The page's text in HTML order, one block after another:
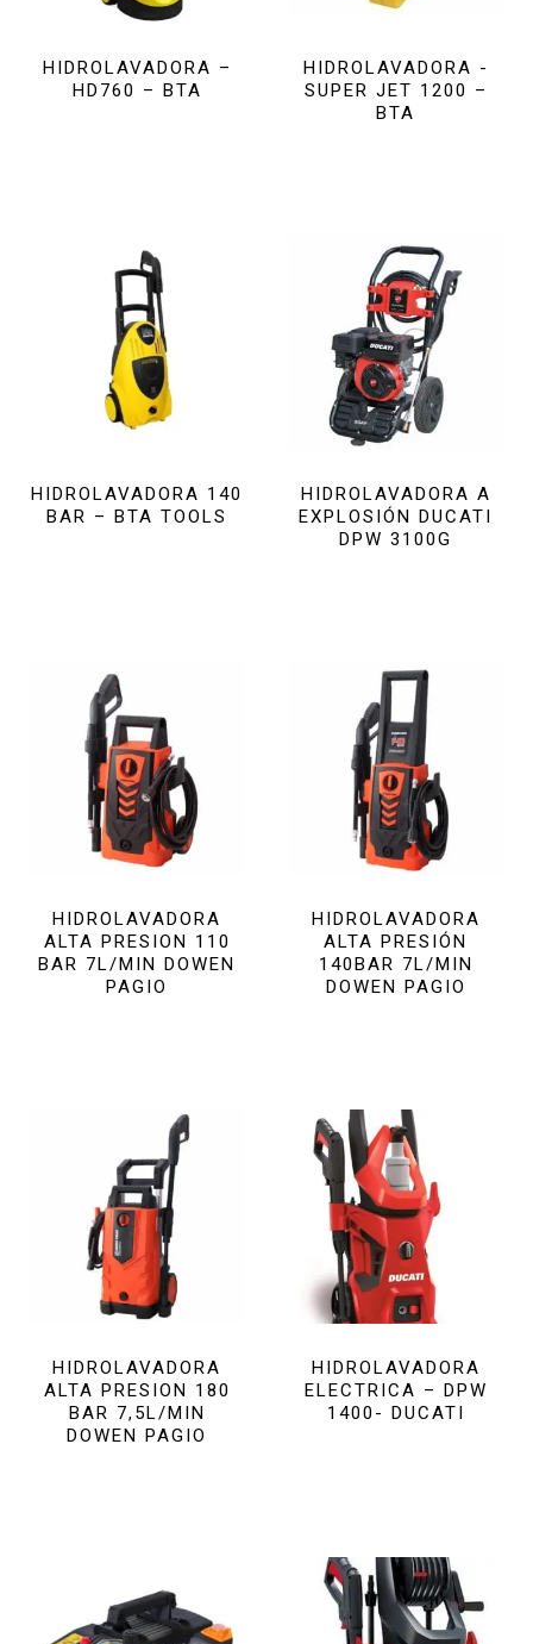
HIDROLAVADORA –
HD760 – BTA
HIDROLAVADORA -
SUPER JET 1200 –
BTA
HIDROLAVADORA 140
BAR – BTA TOOLS
HIDROLAVADORA A
EXPLOSIÓN DUCATI
DPW 3100G
HIDROLAVADORA
ALTA PRESION 110
BAR 7L/MIN DOWEN
PAGIO
HIDROLAVADORA
ALTA PRESIÓN
140BAR 7L/MIN
DOWEN PAGIO
HIDROLAVADORA
ALTA PRESION 180
BAR 7,5L/MIN
DOWEN PAGIO
HIDROLAVADORA
ELECTRICA – DPW
1400- DUCATI